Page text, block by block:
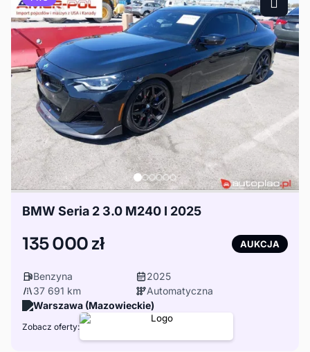
BMW Seria 2 3.0 M240 I 2025
135 000 zł AUKCJA
Benzyna
2025
37 691 km
Automatyczna
Warszawa (Mazowieckie)
Zobacz oferty: